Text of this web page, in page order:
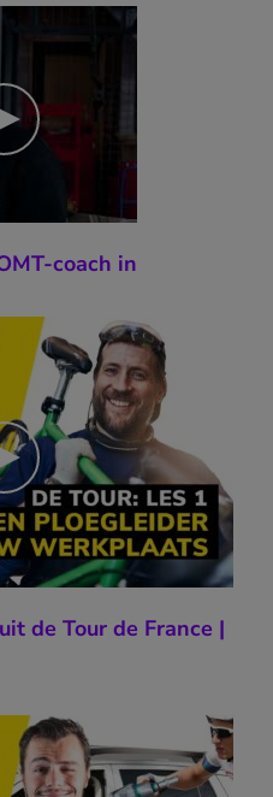
coach in
de Tour de France |